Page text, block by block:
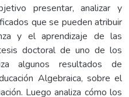
presentar, analizar y
que se pueden atribuir
y el aprendizaje de las
doctoral de uno de los
algunos resultados de
Algebraica, sobre el
Luego analiza cómo los